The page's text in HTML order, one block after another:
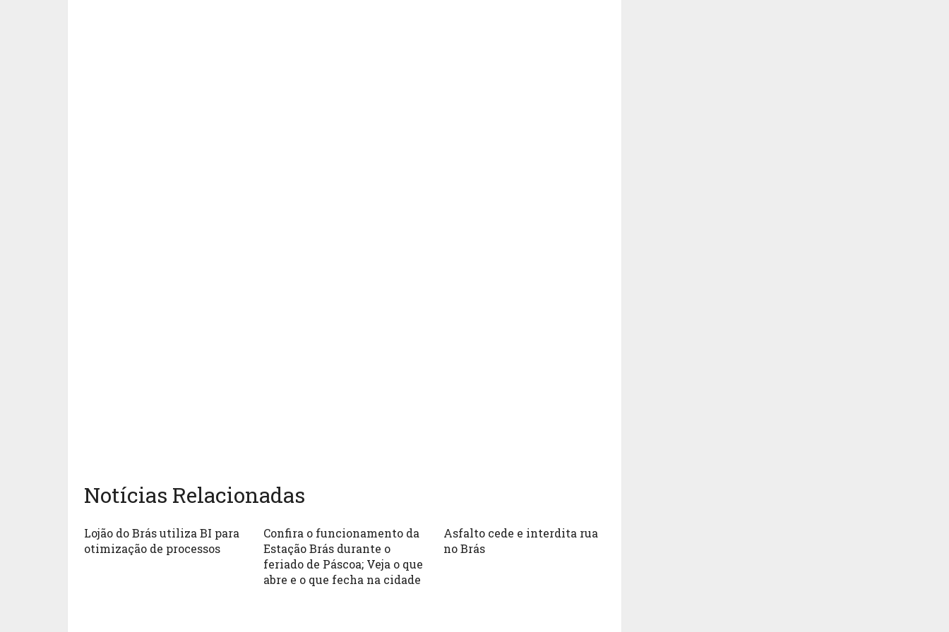
Notícias Relacionadas
Lojão do Brás utiliza BI para
otimização de processos ‎
Confira o funcionamento da
Estação Brás durante o
feriado de Páscoa; Veja o que
abre e o que fecha na cidade
Asfalto cede e interdita rua
no Brás